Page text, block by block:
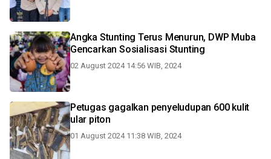
Angka Stunting Terus Menurun, DWP Muba
Gencarkan Sosialisasi Stunting
02 August 2024 14:56 WIB, 2024
Petugas gagalkan penyeludupan 600 kulit
ular piton
01 August 2024 11:38 WIB, 2024